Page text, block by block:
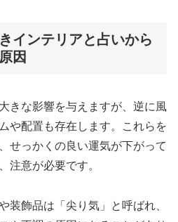
インテリアと占いから
因
きな影響を与えますが、逆に風
や配置も存在します。これらを
せっかくの良い運気が下がって
注意が必要です。
装飾品は「尖り気」と呼ばれ、